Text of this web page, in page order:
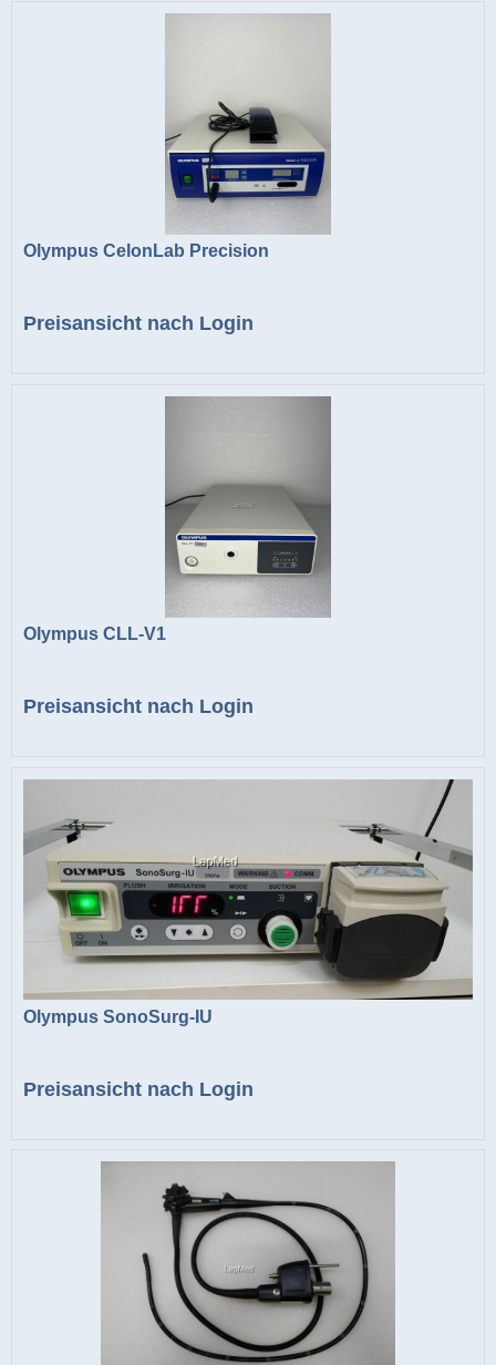
Olympus CelonLab Precision
Preisansicht nach Login
Olympus CLL-V1
Preisansicht nach Login
Olympus SonoSurg-IU
Preisansicht nach Login